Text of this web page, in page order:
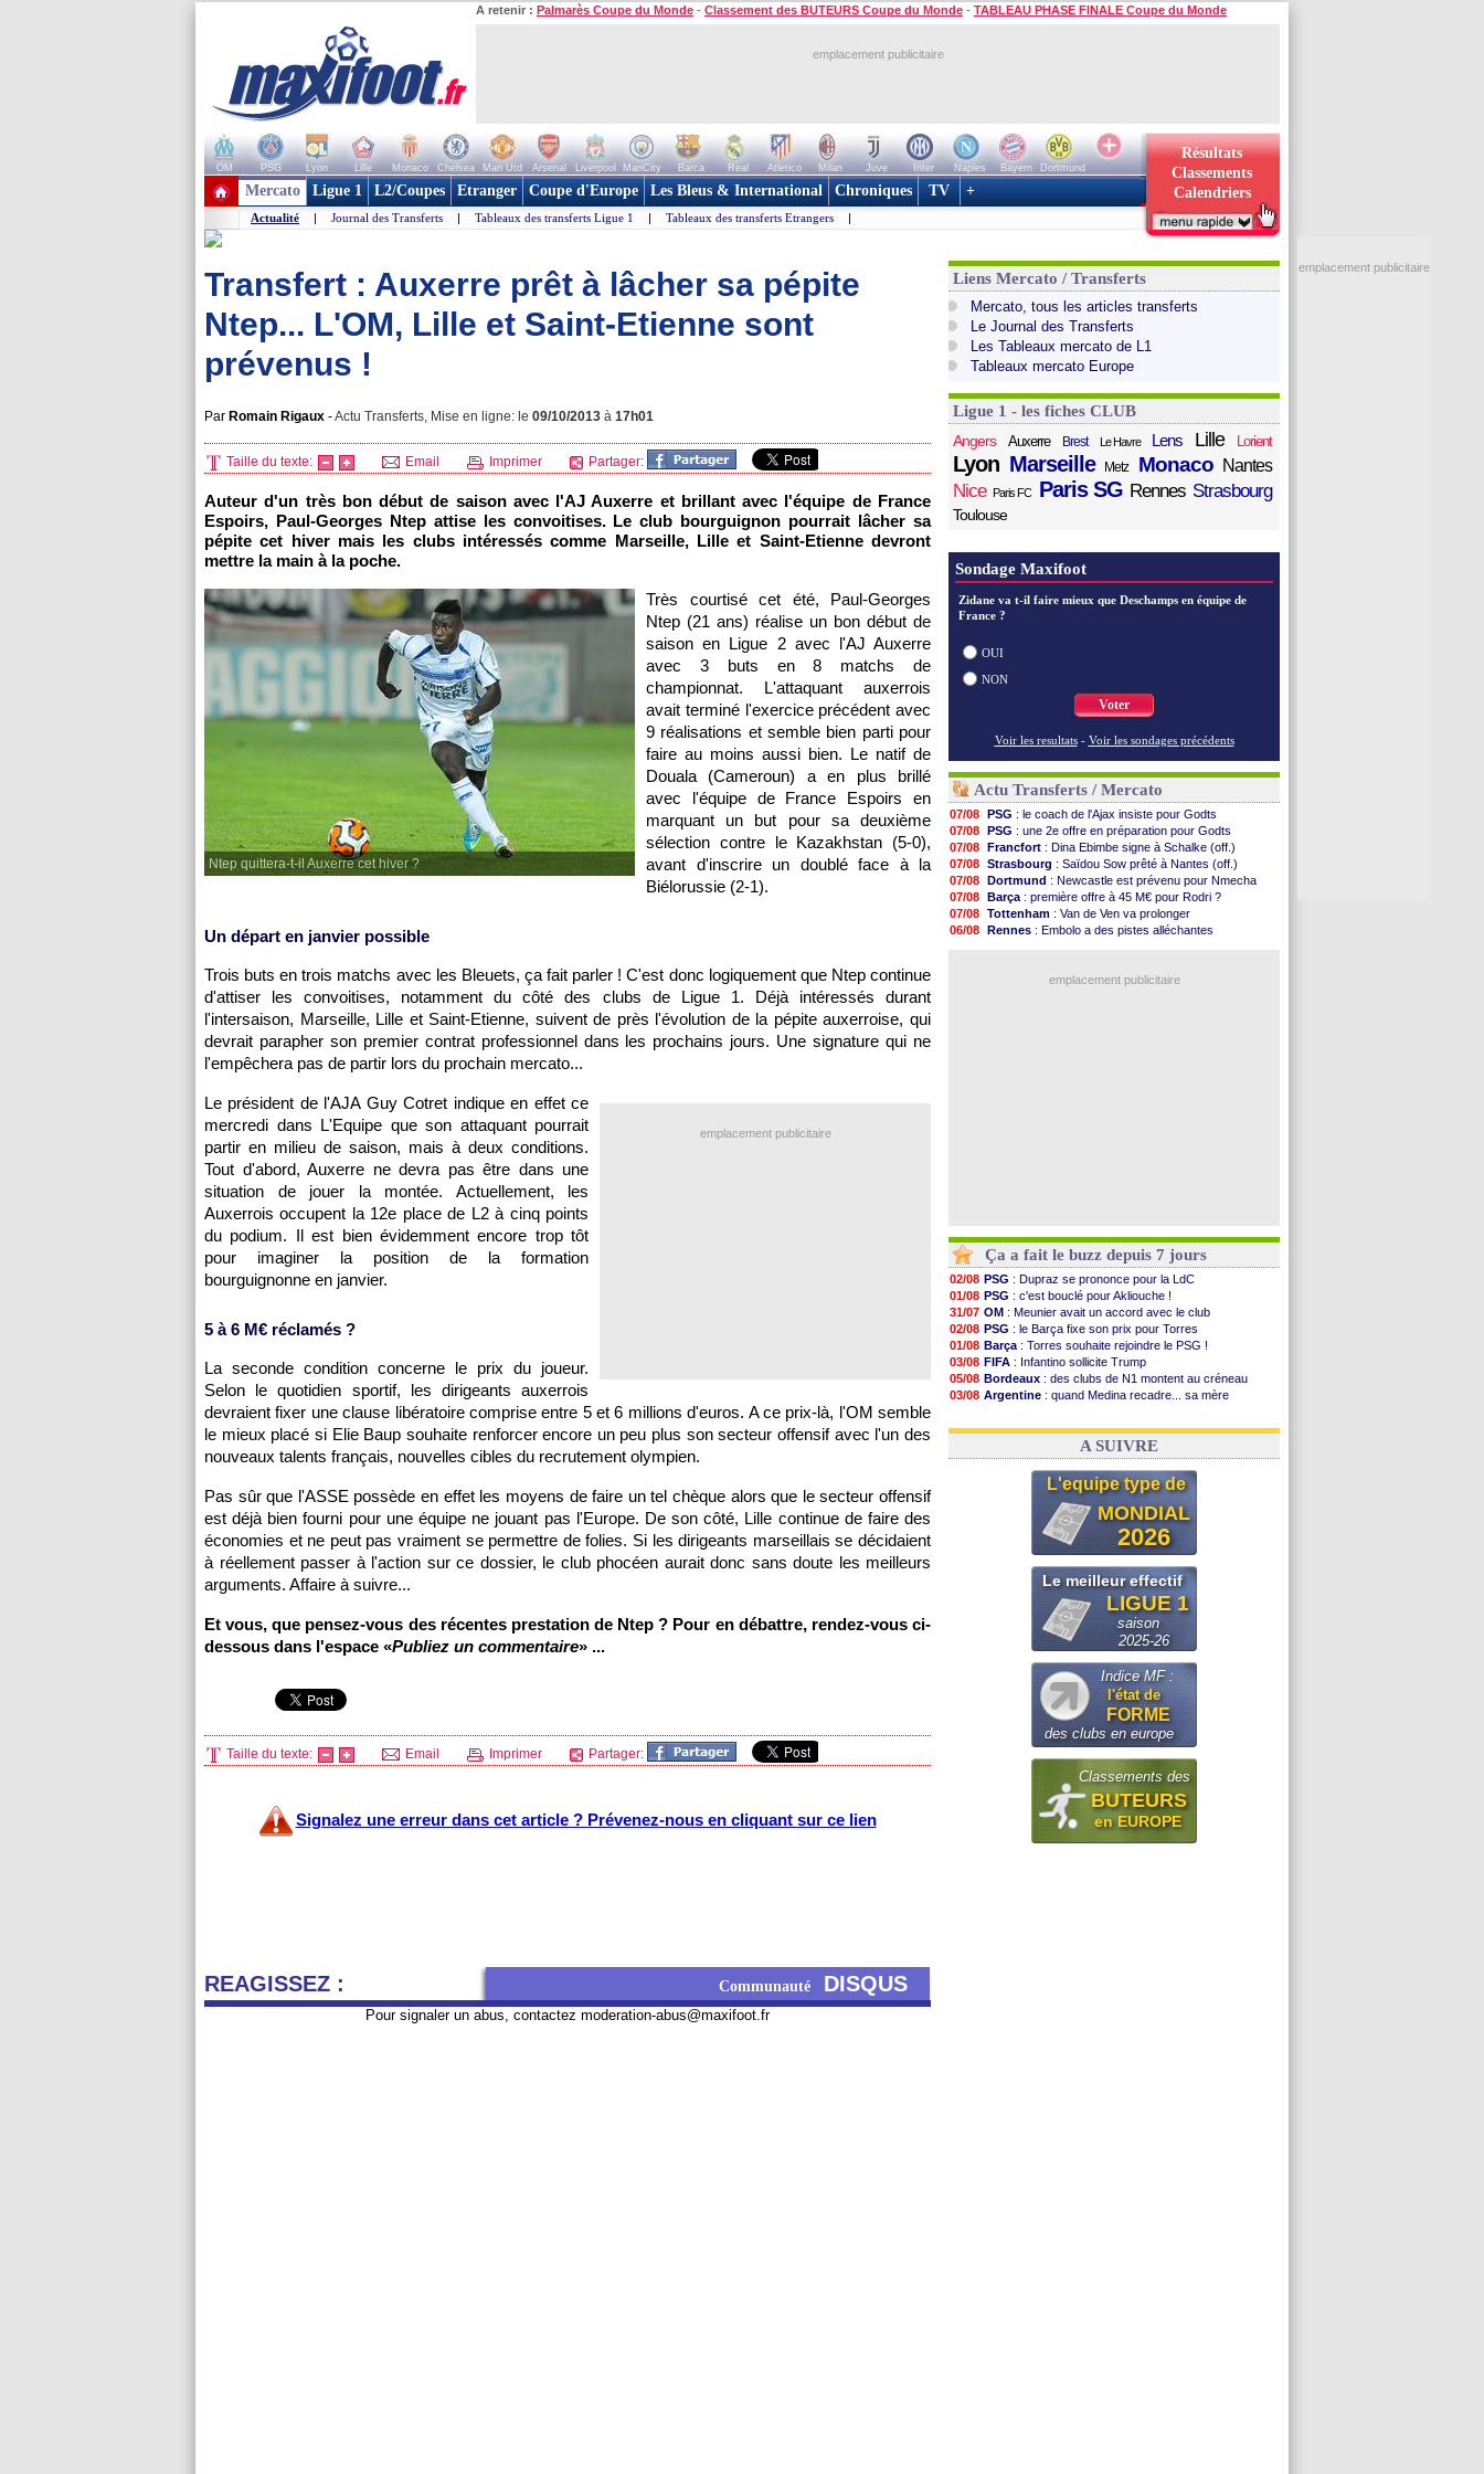
A retenir : Palmarès Coupe du Monde - Classement des BUTEURS Coupe du Monde - TABLEAU PHASE FINALE Coupe du Monde
emplacement publicitaire
OM PSG Lyon Lille Monaco Chelsea Man Utd Arsenal Liverpool ManCity Barca Real Atletico Milan Juve Inter Naples Bayern
Dortmund
+ de clubs
Résultats
Classements
Calendriers
Mercato Ligue 1 L2/Coupes Etranger Coupe d'Europe Les Bleus & International Chroniques TV +
Actualité | Journal des Transferts | Tableaux des transferts Ligue 1 | Tableaux des transferts Etrangers |
Transfert : Auxerre prêt à lâcher sa pépite
Ntep... L'OM, Lille et Saint-Etienne sont
prévenus !
Par Romain Rigaux -Actu Transferts, Mise en ligne: le 09/10/2013 à 17h01
Taille du texte: Email Imprimer Partager:
Auteur d'un très bon début de saison avec l'AJAuxerre et brillant avec l'équipe de France
Espoirs, Paul-Georges Ntep attise les convoitises. Le club bourguignon pourrait lâcher sa
pépite cet hiver mais les clubs intéressés comme Marseille, Lille et Saint-Etienne devront
mettre la main à la poche.
Ntep quittera-t-il Auxerre cet hiver ?
Très courtisé cet été, Paul-Georges
Ntep (21 ans) réalise un bon début de
saison en Ligue 2 avec l'AJ Auxerre
avec 3 buts en 8 matchs de
championnat. L'attaquant auxerrois
avait terminé l'exercice précédent avec
9 réalisations et semble bien parti pour
faire au moins aussi bien. Le natif de
Douala (Cameroun) a en plus brillé
avec l'équipe de France Espoirs en
marquant un but pour sa deuxième
sélection contre le Kazakhstan (5-0),
avant d'inscrire un doublé face à la
Biélorussie (2-1).
Un départ en janvier possible
Trois buts en trois matchs avec les Bleuets, ça fait parler ! C'est donc logiquement que Ntep continue
d'attiser les convoitises, notamment du côté des clubs de Ligue 1. Déjà intéressés durant
l'intersaison, Marseille, Lille et Saint-Etienne, suivent de près l'évolution de la pépite auxerroise, qui
devrait parapher son premier contrat professionnel dans les prochains jours. Une signature qui ne
l'empêchera pas de partir lors du prochain mercato...
emplacement publicitaire
Le président de l'AJAGuy Cotret indique en effet ce
mercredi dans L'Equipe que son attaquant pourrait
partir en milieu de saison, mais à deux conditions.
Tout d'abord, Auxerre ne devra pas être dans une
situation de jouer la montée. Actuellement, les
Auxerrois occupent la 12e place de L2 à cinq points
du podium. Il est bien évidemment encore trop tôt
pour imaginer la position de la formation
bourguignonne en janvier.
5 à 6 M€ réclamés ?
La seconde condition concerne le prix du joueur.
Selon le quotidien sportif, les dirigeants auxerrois
devraient fixer une clause libératoire comprise entre 5 et 6 millions d'euros. A ce prix-là, l'OM semble
le mieux placé si Elie Baup souhaite renforcer encore un peu plus son secteur offensif avec l'un des
nouveaux talents français, nouvelles cibles du recrutement olympien.
Pas sûr que l'ASSE possède en effet les moyens de faire un tel chèque alors que le secteur offensif
est déjà bien fourni pour une équipe ne jouant pas l'Europe. De son côté, Lille continue de faire des
économies et ne peut pas vraiment se permettre de folies. Si les dirigeants marseillais se décidaient
à réellement passer à l'action sur ce dossier, le club phocéen aurait donc sans doute les meilleurs
arguments. Affaire à suivre...
Et vous, que pensez-vous des récentes prestation de Ntep ? Pour en débattre, rendez-vous ci-
dessous dans l'espace «Publiez un commentaire» ...
Taille du texte: Email Imprimer Partager:
Signalez une erreur dans cet article ? Prévenez-nous en cliquant sur ce lien
REAGISSEZ : Communauté DISQUS
Pour signaler un abus, contactez moderation-abus@maxifoot.fr
Liens Mercato / Transferts
Mercato, tous les articles transferts
Le Journal des Transferts
Les Tableaux mercato de L1
Tableaux mercato Europe
Ligue 1 - les fiches CLUB
Angers
Auxerre Brest Le Havre Lens Lille Lorient
Lyon Marseille Metz Monaco Nantes
Nice Paris FC Paris SG Rennes Strasbourg
Toulouse
Sondage Maxifoot
Zidane va t-il faire mieux que Deschamps en équipe de
France ?
OUI
NON
Voter
Voir les resultats - Voir les sondages précédents
Actu Transferts / Mercato
07/08 PSG : le coach de l'Ajax insiste pour Godts
07/08 PSG : une 2e offre en préparation pour Godts
07/08 Francfort : Dina Ebimbe signe à Schalke (off.)
07/08 Strasbourg : Saïdou Sow prêté à Nantes (off.)
07/08 Dortmund : Newcastle est prévenu pour Nmecha
07/08 Barça : première offre à 45 M€ pour Rodri ?
07/08 Tottenham : Van de Ven va prolonger
06/08 Rennes : Embolo a des pistes alléchantes
: le club prêt à libérer Kondogbia ?
emplacement publicitaire
Ça a fait le buzz depuis 7 jours
02/08 PSG : Dupraz se prononce pour la LdC
01/08 PSG : c'est bouclé pour Akliouche !
31/07 OM : Meunier avait un accord avec le club
02/08 PSG : le Barça fixe son prix pour Torres
01/08 Barça : Torres souhaite rejoindre le PSG !
03/08 FIFA : Infantino sollicite Trump
05/08 Bordeaux : des clubs de N1 montent au créneau
03/08 Argentine : quand Medina recadre... sa mère
03/08 OM: Paixão attire un 2e club anglais
A SUIVRE
L'equipe type de
MONDIAL
2026
Le meilleur effectif
LIGUE 1
saison
2025-26
Indice MF :
l'état de
FORME
des clubs en europe
Classements des
BUTEURS
en EUROPE
emplacement publicitaire